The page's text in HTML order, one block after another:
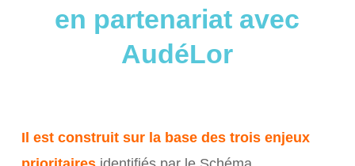
en partenariat avec
AudéLor
Il est construit sur la base des trois enjeux